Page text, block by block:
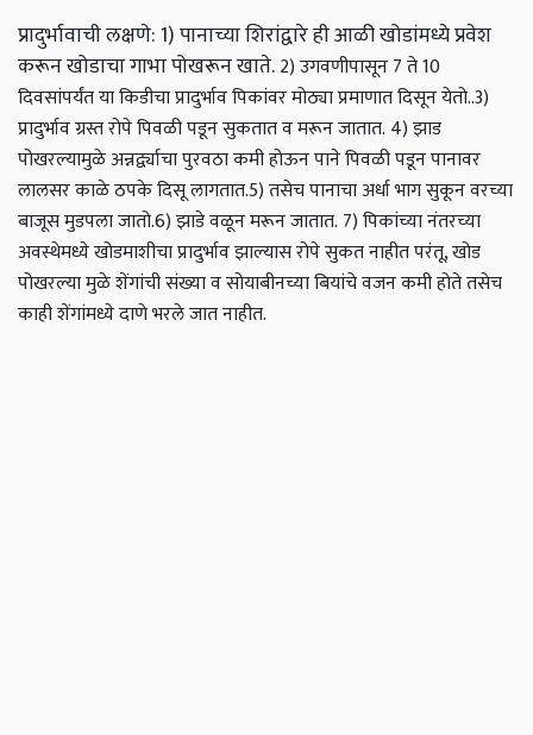
प्रादुर्भावाची लक्षणे: 1) पानाच्या शिरांद्वारे ही आळी खोडांमध्ये प्रवेश
करून खोडाचा गाभा पोखरून खाते.2) उगवणीपासून 7 ते 10
दिवसांपर्यंत या किडीचा प्रादुर्भाव पिकांवर मोठ्या प्रमाणात दिसून येतो..3)
प्रादुर्भाव ग्रस्त रोपे पिवळी पडून सुकतात व मरून जातात. 4) झाड
पोखरल्यामुळे अन्नर्द्व्याचा पुरवठा कमी होऊन पाने पिवळी पडून पानावर
लालसर काळे ठपके दिसू लागतात.5) तसेच पानाचा अर्धा भाग सुकून वरच्या
बाजूस मुडपला जातो.6) झाडे वळून मरून जातात. 7) पिकांच्या नंतरच्या
अवस्थेमध्ये खोडमाशीचा प्रादुर्भाव झाल्यास रोपे सुकत नाहीत परंतू, खोड
पोखरल्या मुळे शेंगांची संख्या व सोयाबीनच्या बियांचे वजन कमी होते तसेच
काही शेंगांमध्ये दाणे भरले जात नाहीत.